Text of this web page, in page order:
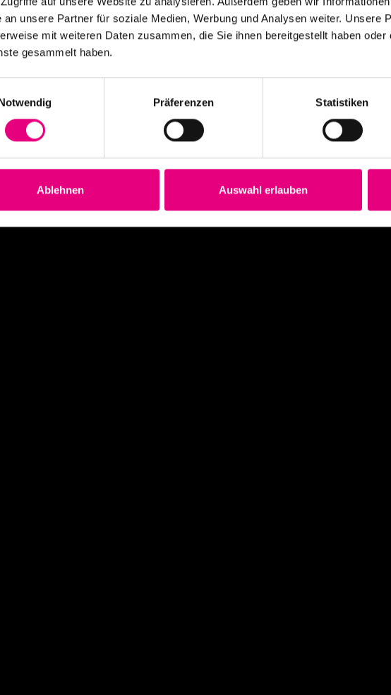
an unsere Partner für soziale Medien, Werbung und Analysen weiter. Unsere
mit weiteren Daten zusammen, die Sie ihnen bereitgestellt haben
gesammelt haben.
Präferenzen Statistiken
Ablehnen Auswahl erlauben